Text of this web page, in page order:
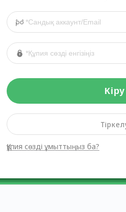
Кіру
Құпия сөзді ұмыттыңыз ба?